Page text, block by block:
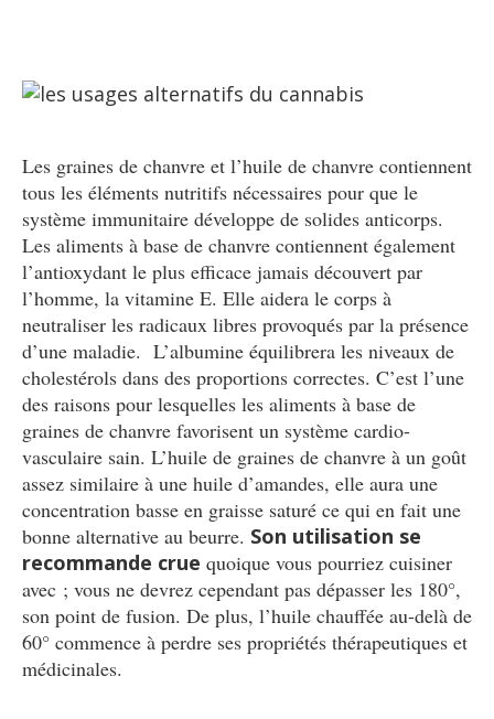
Les graines de chanvre et l’huile de chanvre contiennent
tous les éléments nutritifs nécessaires pour que le
système immunitaire développe de solides anticorps.
Les aliments à base de chanvre contiennent également
l’antioxydant le plus efficace jamais découvert par
l’homme, la vitamine E. Elle aidera le corps à
neutraliser les radicaux libres provoqués par la présence
d’une maladie. L’albumine équilibrera les niveaux de
cholestérols dans des proportions correctes. C’est l’une
des raisons pour lesquelles les aliments à base de
graines de chanvre favorisent un système cardio-
vasculaire sain. L’huile de graines de chanvre à un goût
assez similaire à une huile d’amandes, elle aura une
concentration basse en graisse saturé ce qui en fait une
bonne alternative au beurre. Son utilisation se
recommande crue quoique vous pourriez cuisiner
avec ; vous ne devrez cependant pas dépasser les 180°,
son point de fusion. De plus, l’huile chauffée au-delà de
60° commence à perdre ses propriétés thérapeutiques et
médicinales.